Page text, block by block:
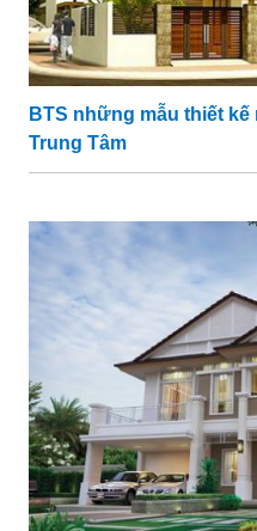
BTS những mẫu thiết
Trung Tâm